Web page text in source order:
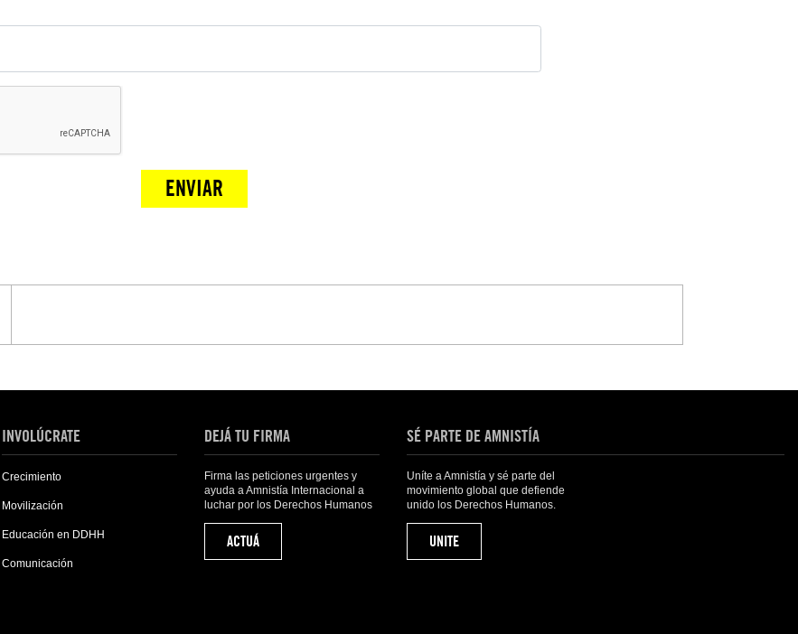
INVOLÚCRATE
Crecimiento
Movilización
Educación en DDHH
Comunicación
DEJÁ TU FIRMA
Firma las peticiones urgentes y
ayuda a Amnistía Internacional a
luchar por los Derechos Humanos
ACTUÁ
SÉ PARTE DE AMNISTÍA
Uníte a Amnistía y sé parte del
movimiento global que defiende
unido los Derechos Humanos.
UNITE